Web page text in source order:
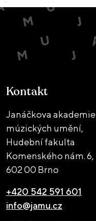
Kontakt
Janáčkova akademie
múzických umění,
Hudební fakulta
Komenského nám. 6,
602 00 Brno
+420 542 591 601
info@jamu.cz